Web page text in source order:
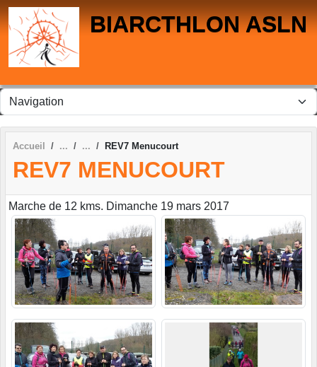
BIARCTHLON ASLN
Accueil REV7 Menucourt
REV7 MENUCOURT
Marche de 12 kms. Dimanche 19 mars 2017
Panneau de gestion des cookies